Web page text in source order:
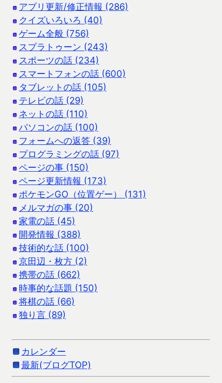
アプリ更新/修正情報 (286)
クイズいろいろ (40)
ゲーム全般 (756)
スプラトゥーン (243)
スポーツの話 (234)
スマートフォンの話 (600)
タブレットの話 (105)
テレビの話 (29)
ネットの話 (110)
パソコンの話 (100)
フォームへの返答 (39)
プログラミングの話 (97)
ページの事 (150)
ページ更新情報 (173)
ポケモンGO（位置ゲー） (131)
メルマガの事 (20)
家電の話 (45)
開発情報 (388)
技術的な話 (100)
京田辺・枚方 (2)
携帯の話 (662)
時事的な話題 (150)
将棋の話 (66)
独り言 (89)
カレンダー
最新(ブログTOP)